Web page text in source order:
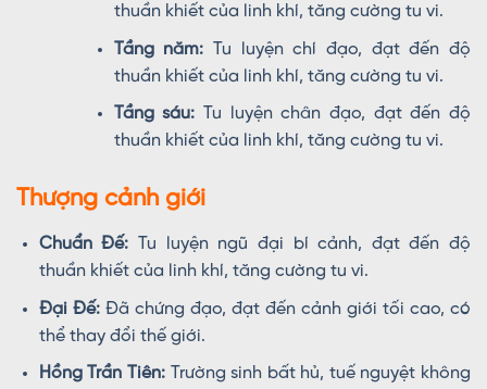
thuần khiết của linh khí, tăng cường tu vi.
Tầng năm: Tu luyện chí đạo, đạt đến độ
thuần khiết của linh khí, tăng cường tu vi.
Tầng sáu: Tu luyện chân đạo, đạt đến độ
thuần khiết của linh khí, tăng cường tu vi.
Thượng cảnh giới
Chuẩn Đế: Tu luyện ngũ đại bí cảnh, đạt đến độ
thuần khiết của linh khí, tăng cường tu vi.
Đại Đế:Đã chứng đạo, đạt đến cảnh giới tối cao, có
thể thay đổi thế giới.
Hồng Trần Tiên:Trường sinh bất hủ, tuế nguyệt không